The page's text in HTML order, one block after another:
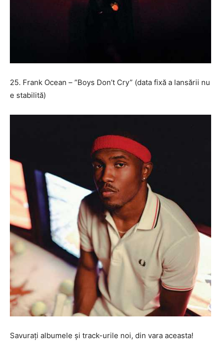
25. Frank Ocean – ”Boys Don’t Cry” (data fixă a lansării nu
e stabilită)
Savurați albumele și track-urile noi, din vara aceasta!